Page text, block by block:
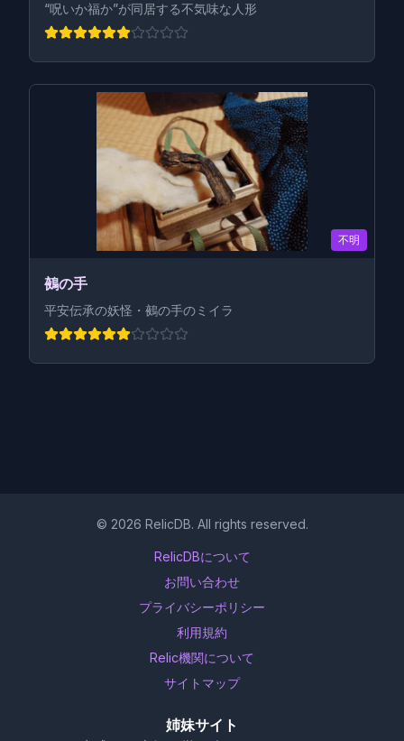
“呪いか福か”が同居する不気味な人形
不明
鵺の手
平安伝承の妖怪・鵺の手のミイラ
© 2026 RelicDB. All rights reserved.
RelicDBについて
お問い合わせ
プライバシーポリシー
利用規約
Relic機関について
サイトマップ
姉妹サイト